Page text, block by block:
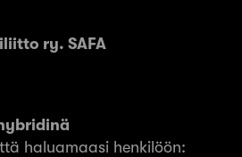
ry. SAFA
haluamaasi henkilöön: